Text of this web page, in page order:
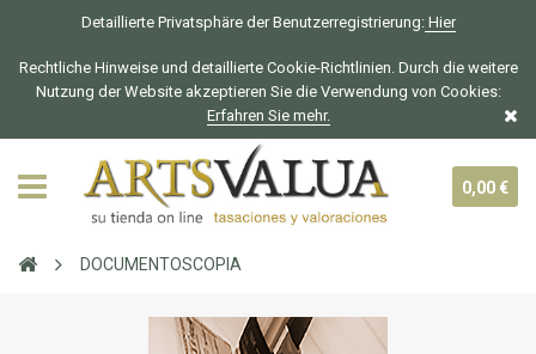
Detaillierte Privatsphäre der Benutzerregistrierung:Hier
Rechtliche Hinweise und detaillierte Cookie-Richtlinien. Durch die weitere
Nutzung der Website akzeptieren Sie die Verwendung von Cookies:
Erfahren Sie mehr.
0,00 €
DOCUMENTOSCOPIA